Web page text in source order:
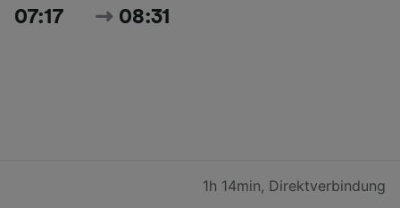
07:17 08:31
1h 14min, Direktverbindung